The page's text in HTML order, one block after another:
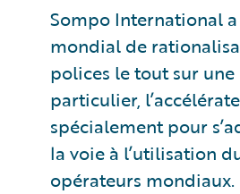
Sompo International
mondial de
polices le tout sur
particulier,
spécialement pour
la voie à l’utilisation
opérateurs mondiaux.